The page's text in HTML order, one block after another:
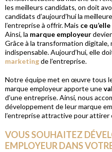
les meilleurs candidats, on doit
candidats d’aujourd’hui la
l’entreprise à offrir. Mais ce
Ainsi, la marque employeur
Grâce à la transformation
indispensable. Aujourd’hui, elle
marketingde l’entreprise.
Notre équipe met en œuvre tous
marque employeur apporte une
d’une entreprise. Ainsi, nous
développement de leur marque
l’entreprise attractive pour attirer
VOUS SOUHAITEZ
EMPLOYEUR DANS